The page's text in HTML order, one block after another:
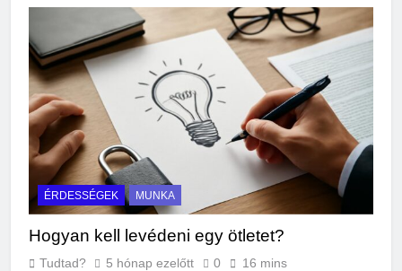
végkielégítés?
1 Nap Ezelőtt
Mit jelent a magas
CRP?
2 Nap Ezelőtt
Mikor kell tetőt cserélni?
2 Nap Ezelőtt
Mit jelent a magas
vérnyomás?
2 Nap Ezelőtt
választani?
3 Nap Ezelőtt
ÉRDESSÉGEK MUNKA
Hogyan kell levédeni egy ötletet?
Tudtad? 5 hónap ezelőtt 0 16 mins